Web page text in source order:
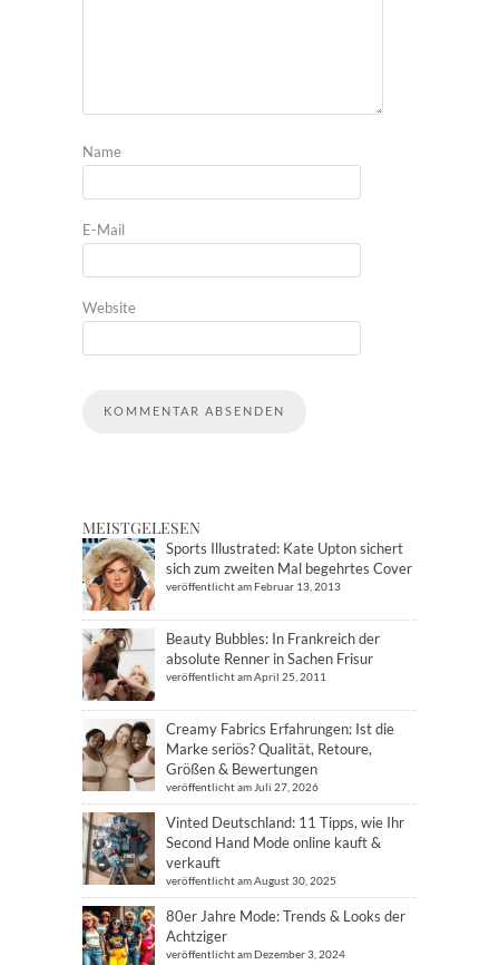
Name
E-Mail
Website
MEISTGELESEN
Sports Illustrated: Kate Upton sichert
sich zum zweiten Mal begehrtes Cover
veröffentlicht am Februar 13, 2013
Beauty Bubbles: In Frankreich der
absolute Renner in Sachen Frisur
veröffentlicht am April 25, 2011
Creamy Fabrics Erfahrungen: Ist die
Marke seriös? Qualität, Retoure,
Größen & Bewertungen
veröffentlicht am Juli 27, 2026
Vinted Deutschland: 11 Tipps, wie Ihr
Second Hand Mode online kauft &
verkauft
veröffentlicht am August 30, 2025
80er Jahre Mode: Trends & Looks der
Achtziger
veröffentlicht am Dezember 3, 2024